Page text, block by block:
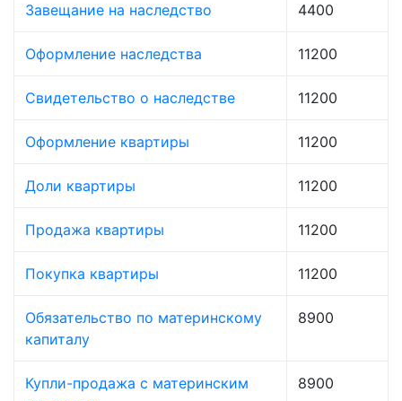
Завещание на наследство 4400
Оформление наследства 11200
Свидетельство о наследстве 11200
Оформление квартиры 11200
Доли квартиры 11200
Продажа квартиры 11200
Покупка квартиры 11200
Обязательство по материнскому
капиталу
8900
Купли-продажа с материнским
8900